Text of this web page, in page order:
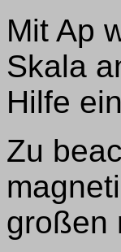
Mit Ap
Skala
Hilfe
Zu
großen